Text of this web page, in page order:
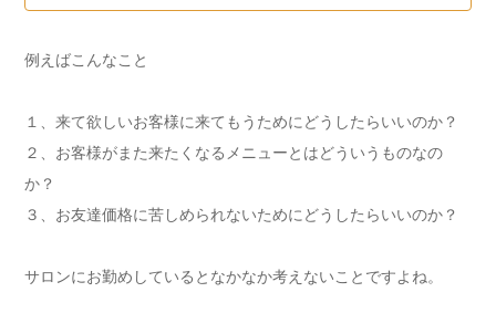
例えばこんなこと
１、来て欲しいお客様に来てもうためにどうしたらいいのか？
２、お客様がまた来たくなるメニューとはどういうものなの
か？
３、お友達価格に苦しめられないためにどうしたらいいのか？
サロンにお勤めしているとなかなか考えないことですよね。